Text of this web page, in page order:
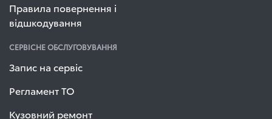
Правила повернення і
відшкодування
СЕРВІСНЕ ОБСЛУГОВУВАННЯ
Запис на сервіс
Регламент ТО
Кузовний ремонт